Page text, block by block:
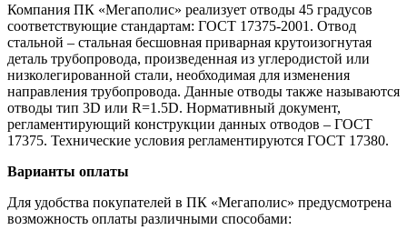
Компания ПК «Мегаполис» реализует отводы 45 градусов
соответствующие стандартам: ГОСТ 17375-2001. Отвод
стальной – стальная бесшовная приварная крутоизогнутая
деталь трубопровода, произведенная из углеродистой или
низколегированной стали, необходимая для изменения
направления трубопровода. Данные отводы также называются
отводы тип 3D или R=1.5D. Нормативный документ,
регламентирующий конструкции данных отводов – ГОСТ
17375. Технические условия регламентируются ГОСТ 17380.
Варианты оплаты
Для удобства покупателей в ПК «Мегаполис» предусмотрена
возможность оплаты различными способами: